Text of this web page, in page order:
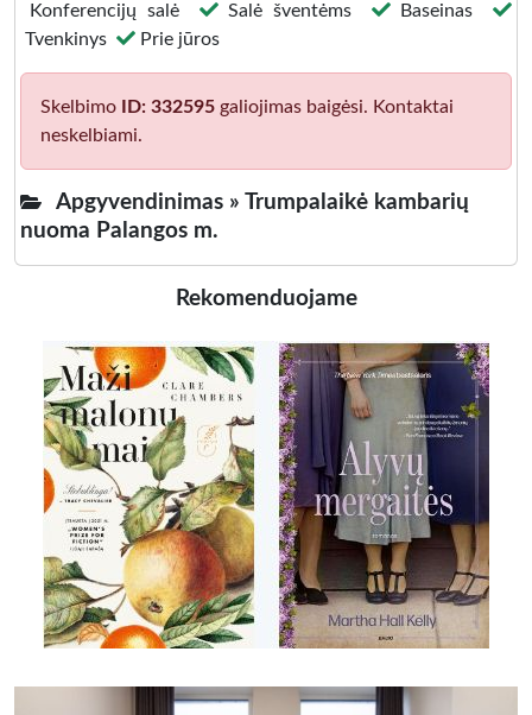
Konferencijų salė
Salė šventėms
Baseinas
Tvenkinys
Prie jūros
Skelbimo ID: 332595 galiojimas baigėsi. Kontaktai
neskelbiami.
Apgyvendinimas »
Trumpalaikė kambarių
nuoma Palangos m.
Rekomenduojame